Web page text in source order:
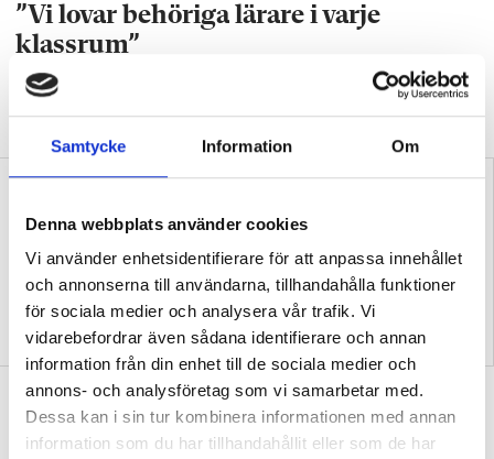
Samtycke Information Om
Denna webbplats använder cookies
Vi använder enhetsidentifierare för att anpassa innehållet
och annonserna till användarna, tillhandahålla funktioner
för sociala medier och analysera vår trafik. Vi
vidarebefordrar även sådana identifierare och annan
information från din enhet till de sociala medier och
annons- och analysföretag som vi samarbetar med.
Dessa kan i sin tur kombinera informationen med annan
information som du har tillhandahållit eller som de har
”Vi lovar behöriga lärare i varje
klassrum”
VALDEBATT
”Så bryter vi hatpratets
pyramid i skolan”
”Hur skolan fungerar blir
tydligt i trappan”
”Vad ska vår tid räcka till på
förskolan?”